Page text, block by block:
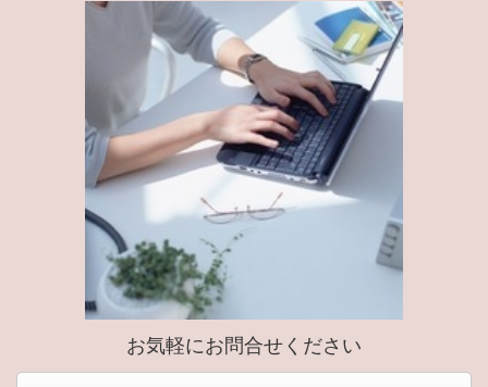
お気軽にお問合せください